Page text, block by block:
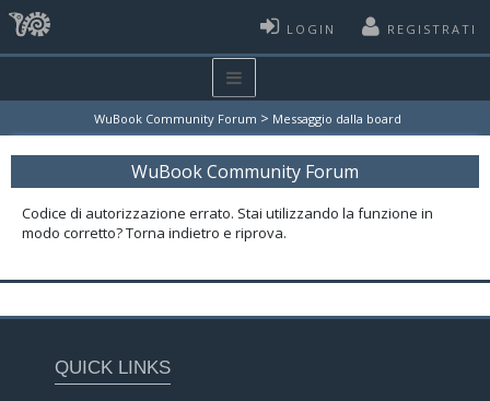
LOGIN REGISTRATI
WuBook Community Forum > Messaggio dalla board
WuBook Community Forum
Codice di autorizzazione errato. Stai utilizzando la funzione in
modo corretto? Torna indietro e riprova.
QUICK LINKS